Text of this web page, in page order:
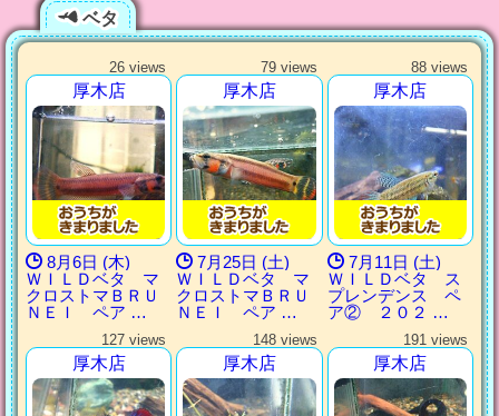
ベタ
26 views
厚木店
8月6日 (木)
ＷＩＬＤベタ マ
クロストマＢＲＵ
ＮＥＩ ペア …
79 views
厚木店
7月25日 (土)
ＷＩＬＤベタ マ
クロストマＢＲＵ
ＮＥＩ ペア …
88 views
厚木店
7月11日 (土)
ＷＩＬＤベタ ス
プレンデンス ペ
ア② ２０２ …
127 views
厚木店
148 views
厚木店
191 views
厚木店